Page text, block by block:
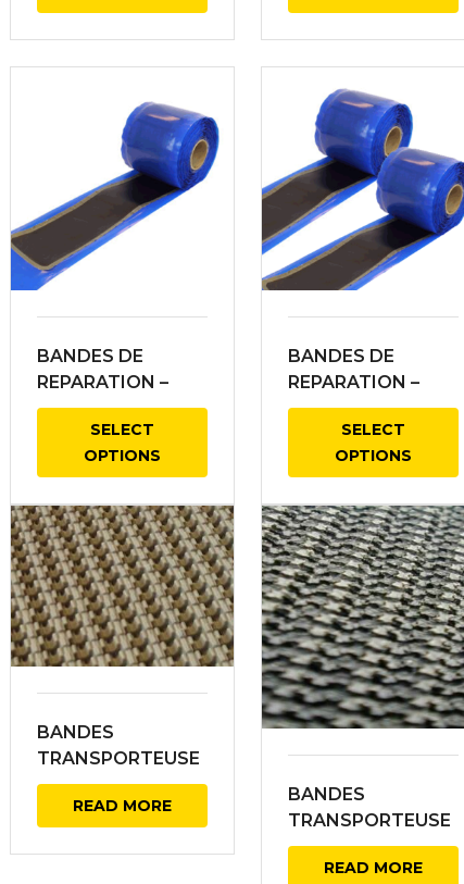
BANDES DE
REPARATION –
NON RENFORCÉE
SELECT
OPTIONS
BANDES DE
REPARATION –
RENFORCÉE
SELECT
OPTIONS
BANDES
TRANSPORTEUSE
S NID D’ABEILLE
BEIGEREAD MORE
BANDES
TRANSPORTEUSE
S NID D’ABEILLE
NOIRREAD MORE